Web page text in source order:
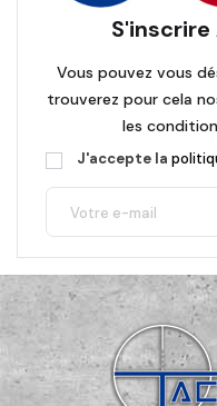
Vous pouvez vous
trouverez pour cela
les
J'accepte la